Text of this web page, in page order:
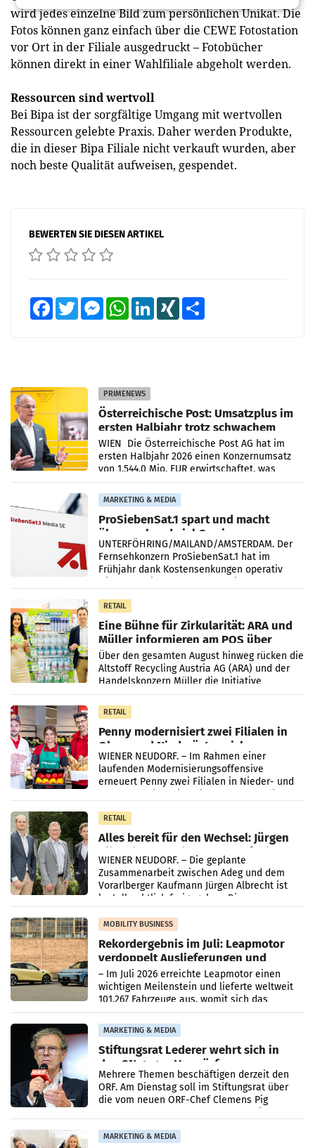
wird jedes einzelne Bild zum persönlichen Unikat. Die
Fotos können ganz einfach über die CEWE Fotostation
vor Ort in der Filiale ausgedruckt – Fotobücher
können direkt in einer Wahlfiliale abgeholt werden.
Ressourcen sind wertvoll
Bei Bipa ist der sorgfältige Umgang mit wertvollen
Ressourcen gelebte Praxis. Daher werden Produkte,
die in dieser Bipa Filiale nicht verkauft wurden, aber
noch beste Qualität aufweisen, gespendet.
BEWERTEN SIE DIESEN ARTIKEL
FacebookTwitter MessengerWhatsAppLinkedInXING
PRIMENEWS
Österreichische Post: Umsatzplus im
ersten Halbjahr trotz schwachem
Briefgeschäft
WIEN Die Österreichische Post AG hat im
ersten Halbjahr 2026 einen Konzernumsatz
von 1.544,0 Mio. EUR erwirtschaftet, was
einem Plus von 3,8 Prozent gegenüber dem
Vergleichszeitraum
MARKETING & MEDIA
ProSiebenSat.1 spart und macht
überraschend viel Gewinn
UNTERFÖHRING/MAILAND/AMSTERDAM. Der
Fernsehkonzern ProSiebenSat.1 hat im
Frühjahr dank Kostensenkungen operativ
RETAIL
Eine Bühne für Zirkularität: ARA und
Müller informieren am POS über
Kreislauffähigkeit
Über den gesamten August hinweg rücken die
Altstoff Recycling Austria AG (ARA) und der
Handelskonzern Müller die Initiative
„Kreislauf-Helden“ in allen österreichischen
Müller-Filialen
RETAIL
Penny modernisiert zwei Filialen in
Ober- und Niederösterreich
WIENER NEUDORF. – Im Rahmen einer
laufenden Modernisierungsoffensive
erneuert Penny zwei Filialen in Nieder- und
RETAIL
Alles bereit für den Wechsel: Jürgen
Albrecht setzt ab 1.1.2027 auf Adeg
WIENER NEUDORF. – Die geplante
Zusammenarbeit zwischen Adeg und dem
Vorarlberger Kaufmann Jürgen Albrecht ist
kartellrechtlich freigegeben: Die
Bundeswettbewerbsbehörde und der
Bundeskartellanwalt
MOBILITY BUSINESS
Rekordergebnis im Juli: Leapmotor
verdoppelt Auslieferungen und
überschreitet die 100.000er-Marke
– Im Juli 2026 erreichte Leapmotor einen
wichtigen Meilenstein und lieferte weltweit
101.267 Fahrzeuge aus, womit sich das
Ergebnis gegenüber Juli 2025 mehr als
verdoppelte (+102
MARKETING & MEDIA
Stiftungsrat Lederer wehrt sich in
den SN gegen Vorwürfe
Mehrere Themen beschäftigen derzeit den
ORF. Am Dienstag soll im Stiftungsrat über
die vom neuen ORF-Chef Clemens Pig
MARKETING & MEDIA